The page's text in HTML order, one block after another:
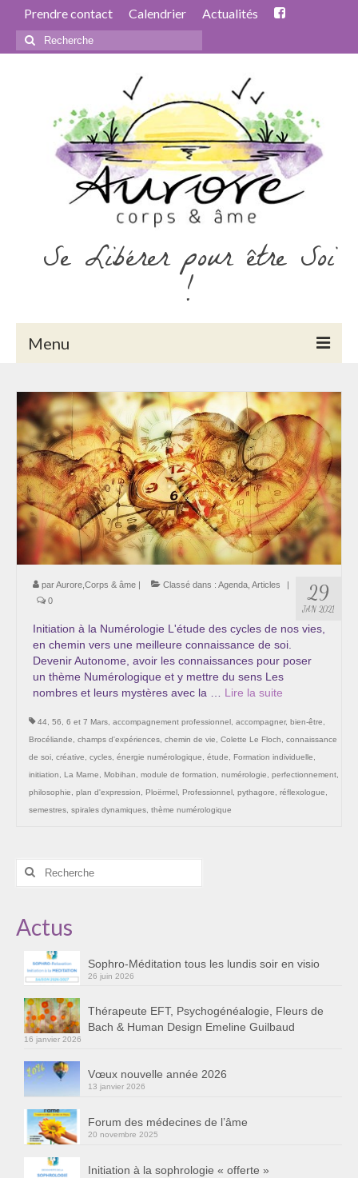
Prendre contact Calendrier Actualités
Rechercher
:
Se Libérer pour être Soi
!
Menu
Psychogénéalogie
La Numérologie Créative
Initiation à la Numérologie
Témoignages Initiation à la Numérologie
LMMA – EMDR
Soins énergétiques en Bioénergie et Reiki
Soin et éveil au Féminin authentique et sacré
Chemin de libération et d’expression de soi »
Cœur de Femme »
Les Onctions Sacrées -La Magdaléenne –
Nadine-Sarah Penna
Qui suis je ?
Mon cursus d’évolution vers une femme plus
Témoignages
Initiation à la sophrologie « offerte »
Sophro-Méditation tous les lundis soir en visio
Prendre contact
Bertrand Thomas, Psychopraticien
Cursus « Le chemin par la psyché »
Sophro-Méditation tous les lundis soir en visio
29
JAN 2021
parAurore,Corps & âme | Classé dans : Agenda Articles
|
0
Initiation à la Numérologie L'étude des cycles de nos vies,
en chemin vers une meilleure connaissance de soi.
Devenir Autonome, avoir les connaissances pour poser
un thème Numérologique et y mettre du sens Les
nombres et leurs mystères avec la … Lire la suite­­
44 56 6 et 7 Mars accompagnement professionnel accompagner, bien-être
Brocéliande
champs d'expériences chemin de vie Colette Le Floch
connaissance
de soi créative cycles énergie numérologique étude Formation individuelle
initiation
La Marne Mobihan module de formation numérologie perfectionnement
philosophie
plan d'expression Ploërmel Professionnel pythagore réflexologue
semestres spirales dynamiques thème numérologique
Rechercher
Actus
Sophro-Méditation tous les lundis soir en visio
26 juin 2026
Thérapeute EFT, Psychogénéalogie, Fleurs de
Bach & Human Design Emeline Guilbaud
16 janvier 2026
Vœux nouvelle année 2026
13 janvier 2026
Forum des médecines de l’âme
20 novembre 2025
Initiation à la sophrologie « offerte »